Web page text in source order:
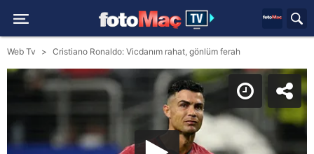
Web Tv Cristiano Ronaldo: Vicdanım rahat, gönlüm ferah